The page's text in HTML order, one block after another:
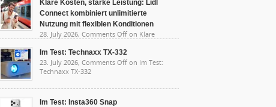
Klare Kosten, starke Leistung: Lidl
Connect kombiniert unlimitierte
Nutzung mit flexiblen Konditionen
28. July 2026, Comments Off on Klare
unlimitierte Nutzung mit flexiblen Konditionen
Im Test: Technaxx TX-332
23. July 2026, Comments Off on Im Test:
Technaxx TX-332
Im Test: Insta360 Snap